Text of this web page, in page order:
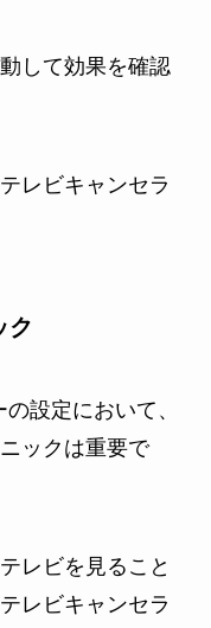
して効果を確認
レビキャンセラ
ク
設定において、
ックは重要で
レビを見ること
レビキャンセラ